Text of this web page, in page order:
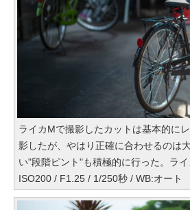
ライカMで撮影したカットは基本的に
影したが、やはり正確に合わせるのは
い"段階ピント"も積極的に行った。ラ
ISO200 / F1.25 / 1/250秒 / WB:オート